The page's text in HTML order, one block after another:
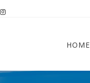
Pinterest
su Skype
Vai al profilo Instagram
HOME